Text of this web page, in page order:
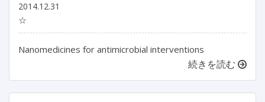
2014.12.31
☆
Nanomedicines for antimicrobial interventions
続きを読む